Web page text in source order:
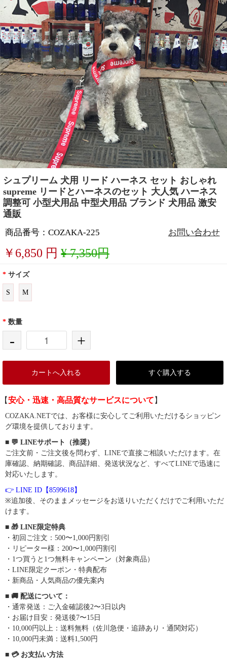
シュプリーム 犬用 リード ハーネス セット おしゃれ
supreme リードとハーネスのセット 大人気 ハーネス
調整可 小型犬用品 中型犬用品 ブランド 犬用品 激安
通販
商品番号：COZAKA-225 お問い合わせ
￥ 6,850 円 ¥ 7,350円
* サイズ
S M
* 数量
- +
カートへ入れる すぐ購入する
【安心・迅速・高品質なサービスについて 】
COZAKA.NETでは、お客様に安心してご利用いただけるショッピン
グ環境を提供しております。
■ 💬 LINEサポート（推奨）
ご注文前・ご注文後を問わず、LINEで直接ご相談いただけます。在
庫確認、納期確認、商品詳細、発送状況など、すべてLINEで迅速に
対応いたします。
👉 LINE ID【8599618】
※追加後、そのままメッセージをお送りいただくだけでご利用いただ
けます。
■ 🎁 LINE限定特典
・初回ご注文：500〜1,000円割引
・リピーター様：200〜1,000円割引
・1つ買うと1つ無料キャンペーン（対象商品）
・LINE限定クーポン・特典配布
・新商品・人気商品の優先案内
■ 🚚 配送について：
・通常発送：ご入金確認後2〜3日以内
・お届け目安：発送後7〜15日
・10,000円以上：送料無料（佐川急便・追跡あり・通関対応）
・10,000円未満：送料1,500円
■ 💳 お支払い方法